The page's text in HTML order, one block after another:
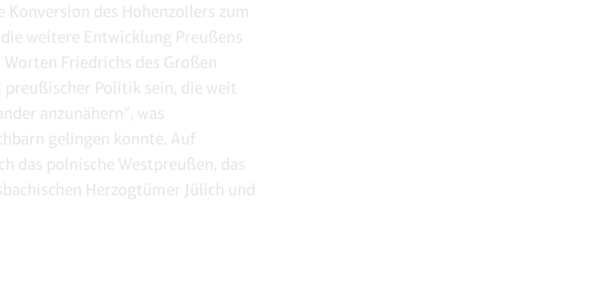
des Hohenzollers zum
weitere Entwicklung Preußens
Friedrichs des Großen
Politik sein, die weit
anzunähern“, was
gelingen konnte. Auf
das polnische Westpreußen, das
Herzogtümer Jülich und